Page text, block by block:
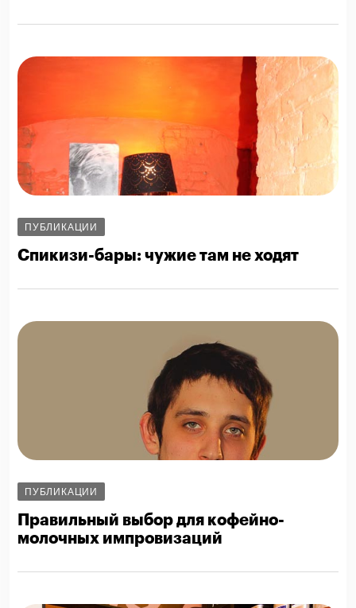
ПУБЛИКАЦИИ
Спикизи-бары: чужие там не ходят
ПУБЛИКАЦИИ
Правильный выбор для кофейно-
молочных импровизаций